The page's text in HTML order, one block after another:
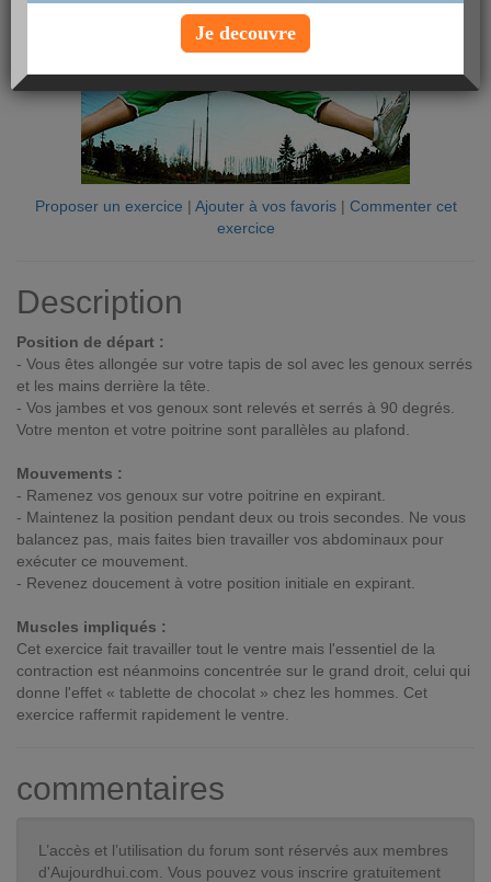
Proposer un exercice | Ajouter à vos favoris| Commenter cet
exercice
Description
Position de départ :
- Vous êtes allongée sur votre tapis de sol avec les genoux serrés
et les mains derrière la tête.
- Vos jambes et vos genoux sont relevés et serrés à 90 degrés.
Votre menton et votre poitrine sont parallèles au plafond.
Mouvements :
- Ramenez vos genoux sur votre poitrine en expirant.
- Maintenez la position pendant deux ou trois secondes. Ne vous
balancez pas, mais faites bien travailler vos abdominaux pour
exécuter ce mouvement.
- Revenez doucement à votre position initiale en expirant.
Muscles impliqués :
Cet exercice fait travailler tout le ventre mais l'essentiel de la
contraction est néanmoins concentrée sur le grand droit, celui qui
donne l'effet « tablette de chocolat » chez les hommes. Cet
exercice raffermit rapidement le ventre.
commentaires
L’accès et l’utilisation du forum sont réservés aux membres
d'Aujourdhui.com. Vous pouvez vous inscrire gratuitement
Je decouvre